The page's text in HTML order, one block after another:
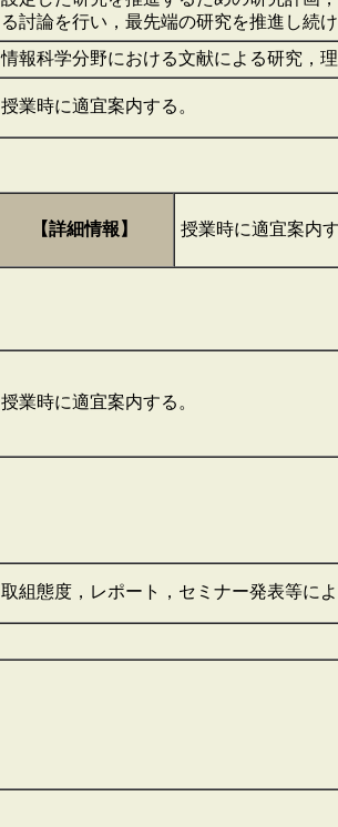
る討論を行い，最先端の研究を推進し続
情報科学分野における文献による研究，
授業時に適宜案内する。
【詳細情報】 授業時に適宜案内
授業時に適宜案内する。
取組態度，レポート，セミナー発表等に